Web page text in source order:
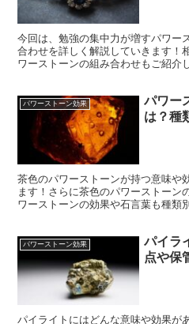
今回は、勉強の集中力が増すパワー
合わせを詳しく解説していきます！
ワーストーンの組み合わせもご紹介
パワーストーン効果
パワー
は？種
茶色のパワーストーンが持つ意味や
ます！さらに茶色のパワーストーン
ワーストーンの効果や石言葉も種類
パワーストーン効果
パイラ
点や保
パイライトにはどんな意味や効果が